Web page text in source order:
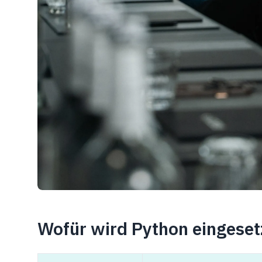
Wofür wird Python